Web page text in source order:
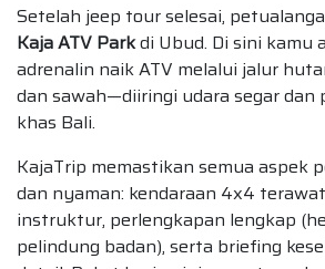
Setelah jeep tour selesai,
Kaja ATV Parkdi Ubud. Di sini kamu
adrenalin naik ATV melalui jalur
dan sawah—diiringi udara segar dan
khas Bali.
KajaTrip memastikan semua aspek
dan nyaman: kendaraan 4x4
instruktur, perlengkapan lengkap
pelindung badan), serta briefing